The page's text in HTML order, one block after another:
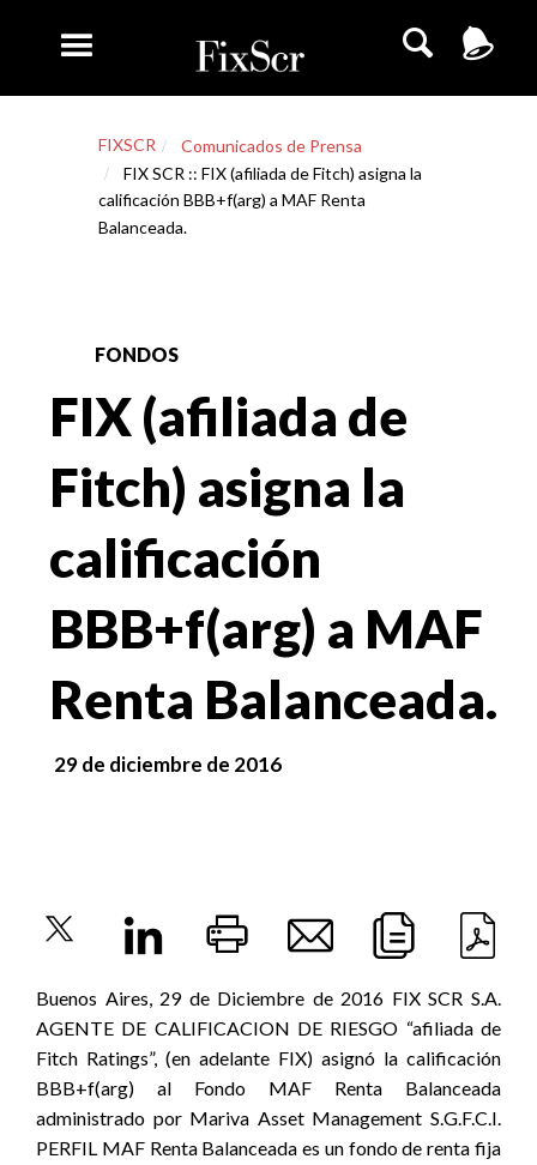
FIXSCR
Comunicados de Prensa
FIX SCR :: FIX (afiliada de Fitch) asigna la
calificación BBB+f(arg) a MAF Renta
Balanceada.
FONDOS
FIX (afiliada de
Fitch) asigna la
calificación
BBB+f(arg) a MAF
Renta Balanceada.
29 de diciembre de 2016
Buenos Aires, 29 de Diciembre de 2016 FIX SCR S.A.
AGENTE DE CALIFICACION DE RIESGO “afiliada de
Fitch Ratings”, (en adelante FIX) asignó la calificación
BBB+f(arg) al Fondo MAF Renta Balanceada
administrado por Mariva Asset Management S.G.F.C.I.
PERFIL MAF Renta Balanceada es un fondo de renta fija